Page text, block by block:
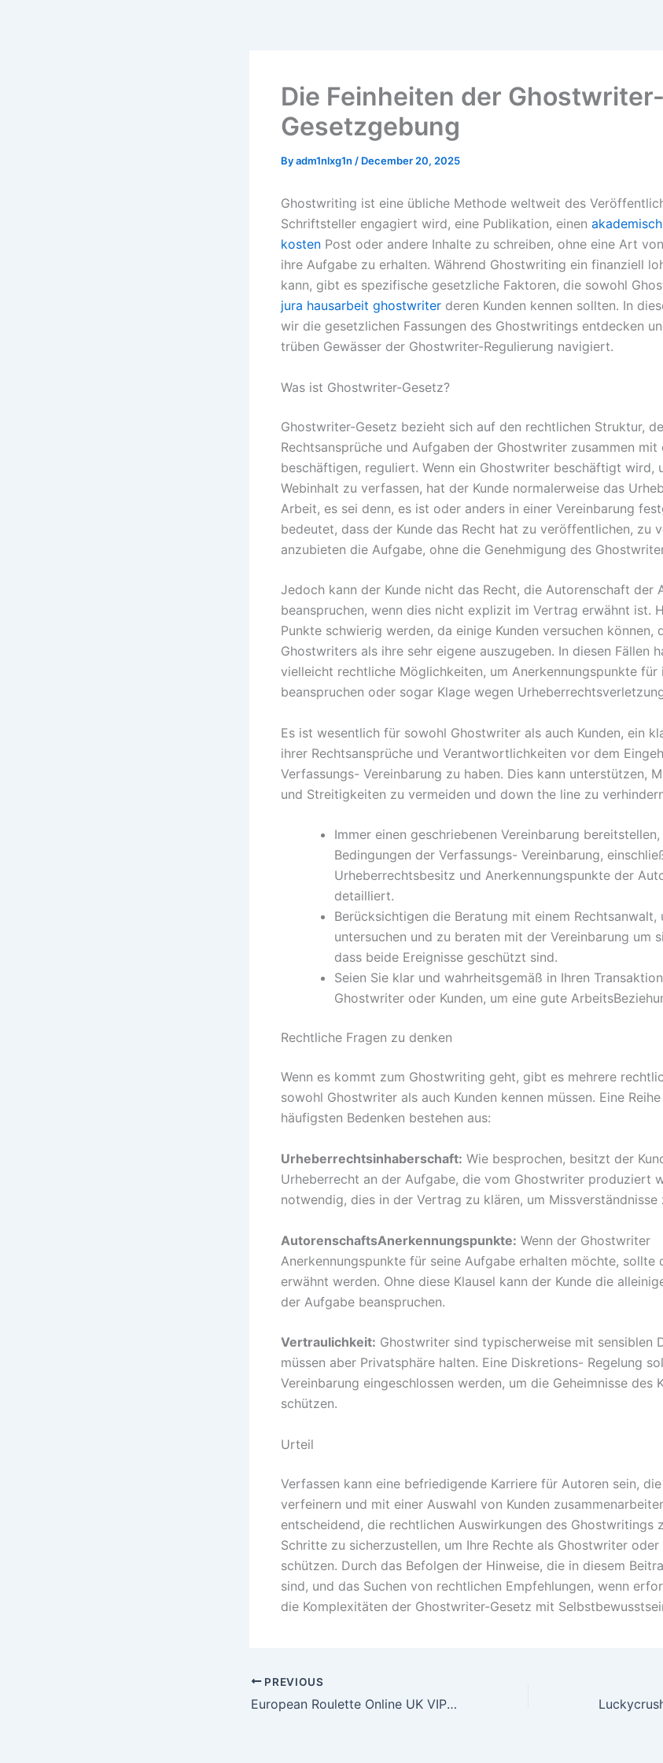
Die Feinheiten der Ghostwriter-
Gesetzgebung
Byadm1nlxg1n / December 20, 2025
Ghostwriting ist eine übliche Methode weltweit des
Schriftsteller engagiert wird, eine Publikation, einen
kosten Post oder andere Inhalte zu schreiben, ohne eine Art
ihre Aufgabe zu erhalten. Während Ghostwriting ein finanziell
kann, gibt es spezifische gesetzliche Faktoren, die sowohl
jura hausarbeit ghostwriter deren Kunden kennen sollten. In
wir die gesetzlichen Fassungen des Ghostwritings entdecken
trüben Gewässer der Ghostwriter-Regulierung navigiert.
Was ist Ghostwriter-Gesetz?
Ghostwriter-Gesetz bezieht sich auf den rechtlichen Struktur,
Rechtsansprüche und Aufgaben der Ghostwriter zusammen mit
beschäftigen, reguliert. Wenn ein Ghostwriter beschäftigt wird,
Webinhalt zu verfassen, hat der Kunde normalerweise das
Arbeit, es sei denn, es ist oder anders in einer Vereinbarung
bedeutet, dass der Kunde das Recht hat zu veröffentlichen, zu
anzubieten die Aufgabe, ohne die Genehmigung des
Jedoch kann der Kunde nicht das Recht, die Autorenschaft der
beanspruchen, wenn dies nicht explizit im Vertrag erwähnt ist.
Punkte schwierig werden, da einige Kunden versuchen können,
Ghostwriters als ihre sehr eigene auszugeben. In diesen Fällen
vielleicht rechtliche Möglichkeiten, um Anerkennungspunkte für
beanspruchen oder sogar Klage wegen
Es ist wesentlich für sowohl Ghostwriter als auch Kunden, ein
ihrer Rechtsansprüche und Verantwortlichkeiten vor dem
Verfassungs- Vereinbarung zu haben. Dies kann unterstützen,
und Streitigkeiten zu vermeiden und down the line zu
Immer einen geschriebenen Vereinbarung
Bedingungen der Verfassungs- Vereinbarung,
Urheberrechtsbesitz und Anerkennungspunkte der
detailliert.
Berücksichtigen die Beratung mit einem Rechtsanwalt,
untersuchen und zu beraten mit der Vereinbarung um
dass beide Ereignisse geschützt sind.
Seien Sie klar und wahrheitsgemäß in Ihren
Ghostwriter oder Kunden, um eine gute
Rechtliche Fragen zu denken
Wenn es kommt zum Ghostwriting geht, gibt es mehrere
sowohl Ghostwriter als auch Kunden kennen müssen. Eine
häufigsten Bedenken bestehen aus:
Urheberrechtsinhaberschaft: Wie besprochen, besitzt der
Urheberrecht an der Aufgabe, die vom Ghostwriter produziert
notwendig, dies in der Vertrag zu klären, um Missverständnisse
AutorenschaftsAnerkennungspunkte: Wenn der Ghostwriter
Anerkennungspunkte für seine Aufgabe erhalten möchte, sollte
erwähnt werden. Ohne diese Klausel kann der Kunde die
der Aufgabe beanspruchen.
Vertraulichkeit: Ghostwriter sind typischerweise mit sensiblen
müssen aber Privatsphäre halten. Eine Diskretions- Regelung
Vereinbarung eingeschlossen werden, um die Geheimnisse des
schützen.
Urteil
Verfassen kann eine befriedigende Karriere für Autoren sein,
verfeinern und mit einer Auswahl von Kunden
entscheidend, die rechtlichen Auswirkungen des Ghostwritings
Schritte zu sicherzustellen, um Ihre Rechte als Ghostwriter oder
schützen. Durch das Befolgen der Hinweise, die in diesem
sind, und das Suchen von rechtlichen Empfehlungen, wenn
die Komplexitäten der Ghostwriter-Gesetz mit
PREVIOUS
European Roulette Online UK VIP: A Complete Guide